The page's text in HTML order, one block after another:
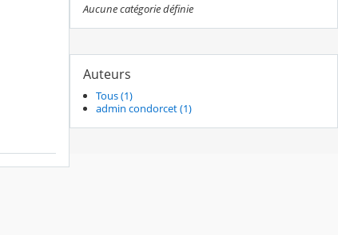
Aucune catégorie définie
Auteurs
Tous (1)
admin condorcet (1)